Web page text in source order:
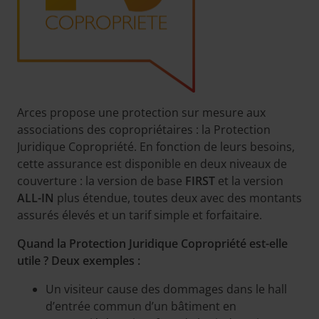
Arces propose une protection sur mesure aux
associations des copropriétaires : la Protection
Juridique Copropriété. En fonction de leurs besoins,
cette assurance est disponible en deux niveaux de
couverture : la version de base FIRST et la version
ALL-IN plus étendue, toutes deux avec des montants
assurés élevés et un tarif simple et forfaitaire.
Quand la Protection Juridique Copropriété est-elle
utile ? Deux exemples :
Un visiteur cause des dommages dans le hall
d’entrée commun d’un bâtiment en